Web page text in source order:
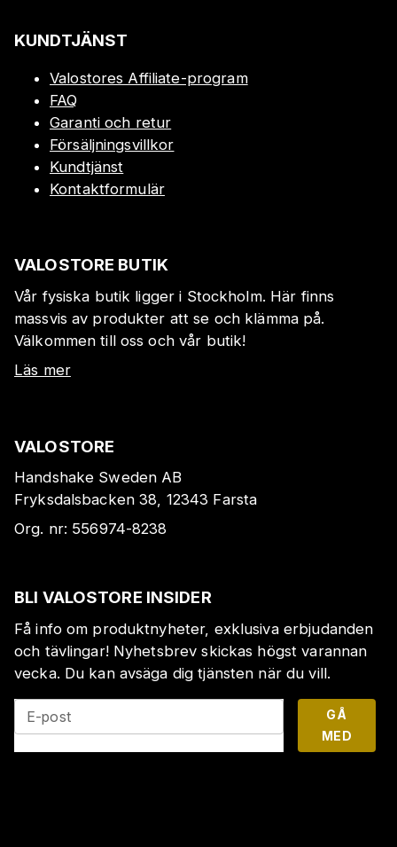
KUNDTJÄNST
Valostores Affiliate-program
FAQ
Garanti och retur
Försäljningsvillkor
Kundtjänst
Kontaktformulär
VALOSTORE BUTIK
Vår fysiska butik ligger i Stockholm. Här finns
massvis av produkter att se och klämma på.
Välkommen till oss och vår butik!
Läs mer
VALOSTORE
Handshake Sweden AB
Fryksdalsbacken 38, 12343 Farsta
Org. nr: 556974-8238
BLI VALOSTORE INSIDER
Få info om produktnyheter, exklusiva erbjudanden
och tävlingar! Nyhetsbrev skickas högst varannan
vecka. Du kan avsäga dig tjänsten när du vill.
E-post
GÅ
MED